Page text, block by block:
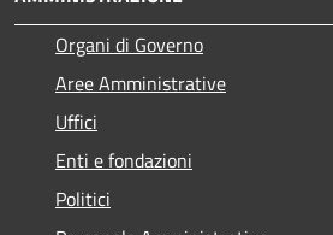
Organi di Governo
Aree Amministrative
Uffici
Enti e fondazioni
Politici